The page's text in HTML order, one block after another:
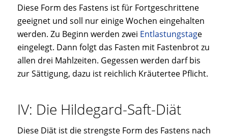
Diese Form des Fastens ist für Fortgeschrittene
geeignet und soll nur einige Wochen eingehalten
werden. Zu Beginn werden zwei Entlastungstage
eingelegt. Dann folgt das Fasten mit Fastenbrot zu
allen drei Mahlzeiten. Gegessen werden darf bis
zur Sättigung, dazu ist reichlich Kräutertee Pflicht.
IV: Die Hildegard-Saft-Diät
Diese Diät ist die strengste Form des Fastens nach